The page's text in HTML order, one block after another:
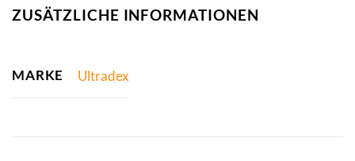
ZUSÄTZLICHE INFORMATIONEN
MARKE Ultradex